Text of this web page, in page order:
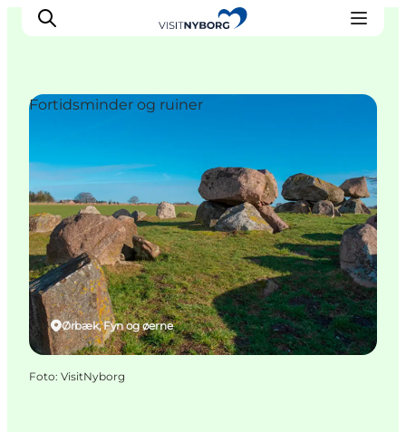
Outdoor
Det sker i Nyborg
Sprogø
Planlæg din tur
Book & køb
Ørbæk, Fyn og øerne
Fortidsminder og ruiner
Foto: VisitNyborg